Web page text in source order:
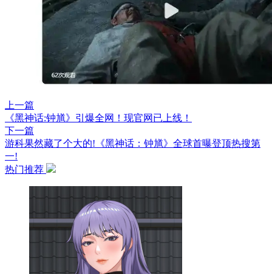
上一篇
《黑神话:钟馗》引爆全网！现官网已上线！
下一篇
游科果然藏了个大的!《黑神话：钟馗》全球首曝登顶热搜第
一!
热门推荐